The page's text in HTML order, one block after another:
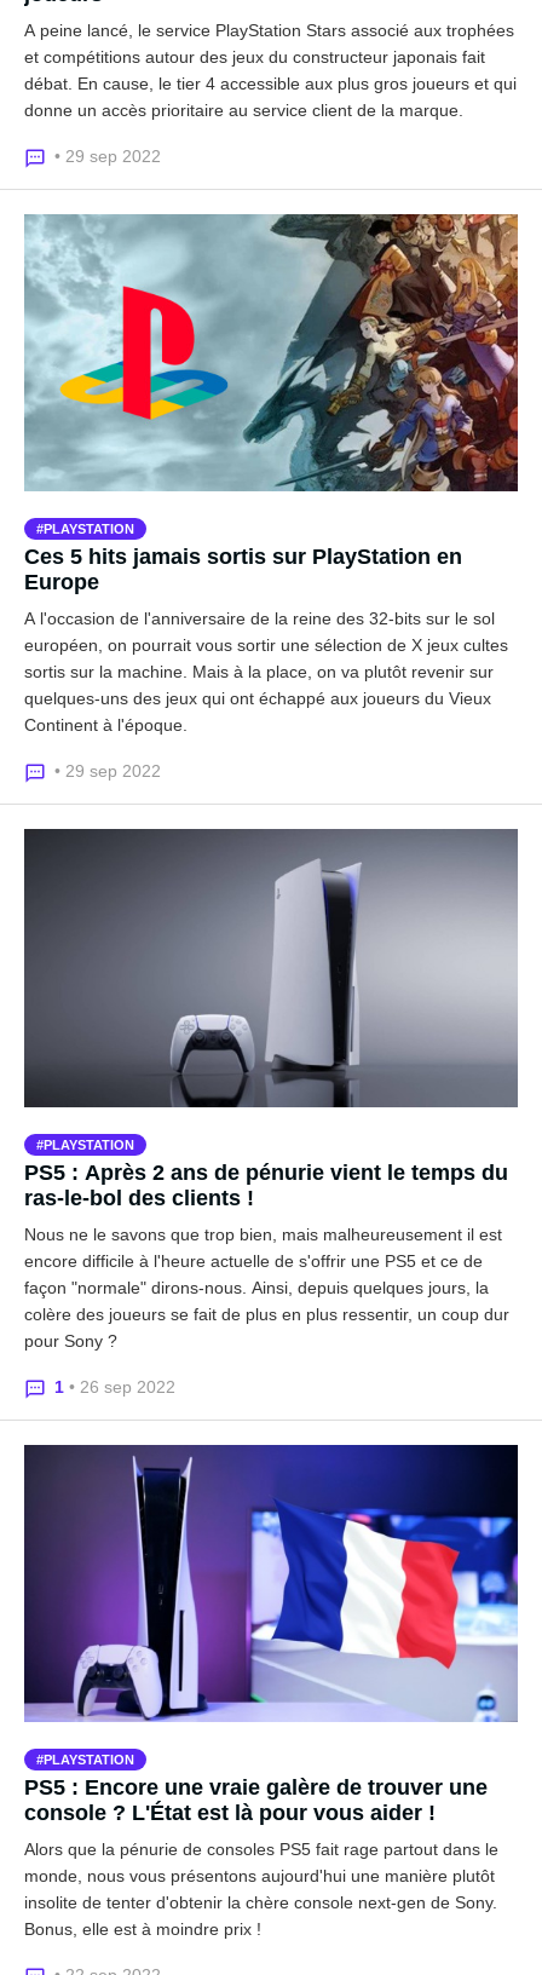
A peine lancé, le service PlayStation Stars associé aux trophées
et compétitions autour des jeux du constructeur japonais fait
débat. En cause, le tier 4 accessible aux plus gros joueurs et qui
donne un accès prioritaire au service client de la marque.
• 29 sep 2022
PLAYSTATION
Ces 5 hits jamais sortis sur PlayStation en
Europe
A l'occasion de l'anniversaire de la reine des 32-bits sur le sol
européen, on pourrait vous sortir une sélection de X jeux cultes
sortis sur la machine. Mais à la place, on va plutôt revenir sur
quelques-uns des jeux qui ont échappé aux joueurs du Vieux
Continent à l'époque.
• 29 sep 2022
PLAYSTATION
PS5 : Après 2 ans de pénurie vient le temps du
ras-le-bol des clients !
Nous ne le savons que trop bien, mais malheureusement il est
encore difficile à l'heure actuelle de s'offrir une PS5 et ce de
façon "normale" dirons-nous. Ainsi, depuis quelques jours, la
colère des joueurs se fait de plus en plus ressentir, un coup dur
pour Sony ?
1 • 26 sep 2022
PLAYSTATION
PS5 : Encore une vraie galère de trouver une
console ? L'État est là pour vous aider !
Alors que la pénurie de consoles PS5 fait rage partout dans le
monde, nous vous présentons aujourd'hui une manière plutôt
insolite de tenter d'obtenir la chère console next-gen de Sony.
Bonus, elle est à moindre prix !